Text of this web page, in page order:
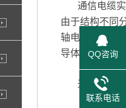
通信电缆实
由于结构不同
轴电缆的一个
导体,内外导体
通信光缆的
QQ咨询
联系电话